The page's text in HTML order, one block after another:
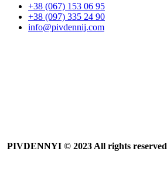
+38 (067) 153 06 95
+38 (097) 335 24 90
info@pivdennij.com
PIVDENNYI © 2023 All rights reserved